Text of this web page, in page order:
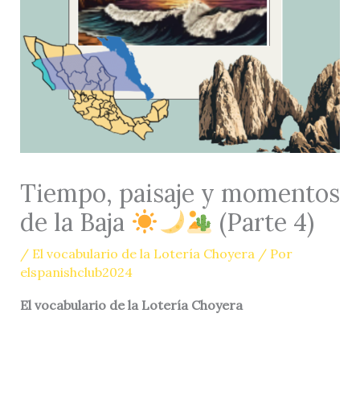
Tiempo, paisaje y momentos
de la Baja
(Parte 4)
/ El vocabulario de la Lotería Choyera / Por
elspanishclub2024
El vocabulario de la Lotería Choyera